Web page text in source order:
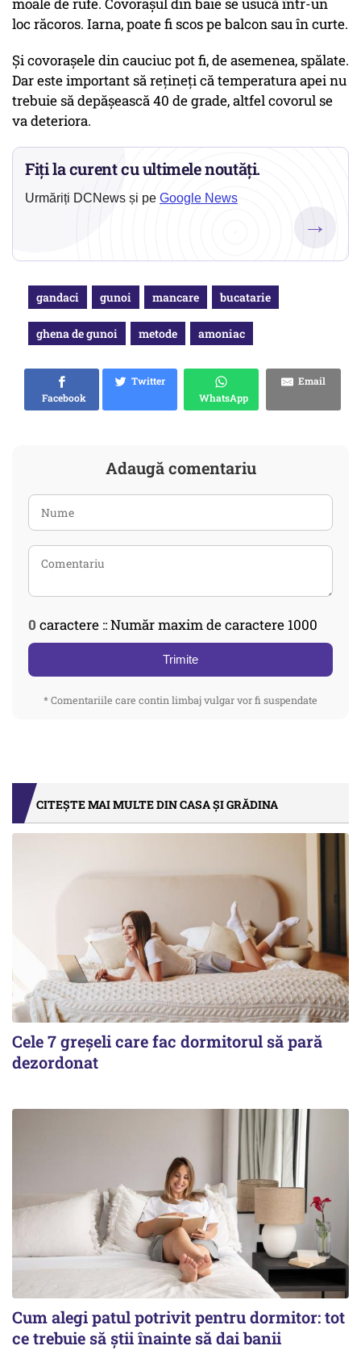
moale de rufe. Covorașul din baie se usucă într-un
loc răcoros. Iarna, poate fi scos pe balcon sau în curte.
Și covorașele din cauciuc pot fi, de asemenea, spălate.
Dar este important să rețineți că temperatura apei nu
trebuie să depășească 40 de grade, altfel covorul se
va deteriora.
Fiți la curent cu ultimele noutăți.
Urmăriți DCNews și pe Google News
→
gandaci gunoi mancare bucatarie
ghena de gunoi metode amoniac
Facebook
Twitter
WhatsApp
Email
Adaugă comentariu
0 caractere :: Număr maxim de caractere 1000
Trimite
* Comentariile care contin limbaj vulgar vor fi suspendate
CITEȘTE MAI MULTE DIN CASA ȘI GRĂDINA
Cele 7 greșeli care fac dormitorul să pară
dezordonat
Cum alegi patul potrivit pentru dormitor: tot
ce trebuie să știi înainte să dai banii